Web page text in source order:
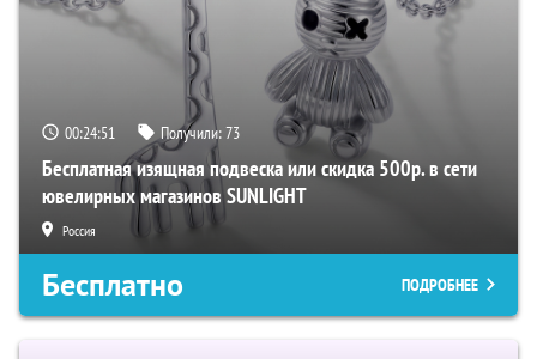
00:24:50 Получили:73
Бесплатная изящная подвеска или скидка 500р. в сети
ювелирных магазинов SUNLIGHT
Россия
Бесплатно ПОДРОБНЕЕ